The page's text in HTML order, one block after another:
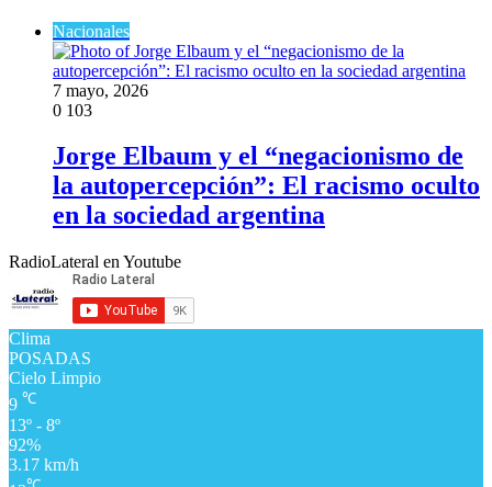
Nacionales
7 mayo, 2026
0 103
Jorge Elbaum y el “negacionismo de
la autopercepción”: El racismo oculto
en la sociedad argentina
RadioLateral en Youtube
Clima
POSADAS
Cielo Limpio
9 ℃
13º - 8º
92%
3.17 km/h